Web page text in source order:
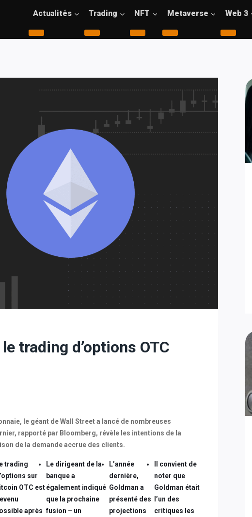
Actualités Trading NFT Metaverse Web 3
trading d’options OTC
le géant de Wall Street a lancé de nombreuses
rapporté par Bloomberg, révèle les intentions de la
de la demande accrue des clients.
trading
sur
OTC est
après
Le dirigeant de la
banque a
également indiqué
que la prochaine
fusion – un
L’année
dernière,
Goldman a
présenté des
projections
Il convient de
noter que
Goldman était
l’un des
critiques les